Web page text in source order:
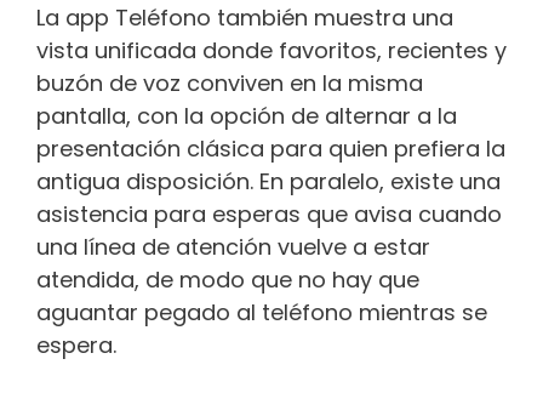
La app Teléfono también muestra una
vista unificada donde favoritos, recientes y
buzón de voz conviven en la misma
pantalla, con la opción de alternar a la
presentación clásica para quien prefiera la
antigua disposición. En paralelo, existe una
asistencia para esperas que avisa cuando
una línea de atención vuelve a estar
atendida, de modo que no hay que
aguantar pegado al teléfono mientras se
espera.